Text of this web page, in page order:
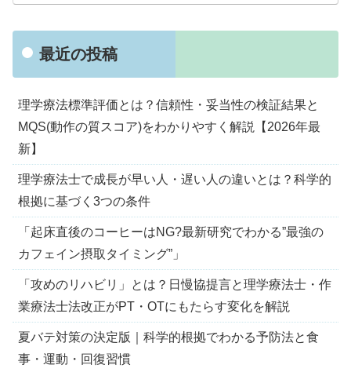
最近の投稿
理学療法標準評価とは？信頼性・妥当性の検証結果と
MQS(動作の質スコア)をわかりやすく解説【2026年最
新】
理学療法士で成長が早い人・遅い人の違いとは？科学的
根拠に基づく3つの条件
「起床直後のコーヒーはNG?最新研究でわかる”最強の
カフェイン摂取タイミング”」
「攻めのリハビリ」とは？日慢協提言と理学療法士・作
業療法士法改正がPT・OTにもたらす変化を解説
夏バテ対策の決定版｜科学的根拠でわかる予防法と食
事・運動・回復習慣